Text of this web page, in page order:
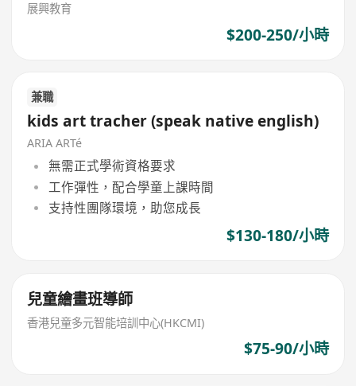
展興教育
$200-250/小時
兼職
kids art tracher (speak native english)
ARIA ARTé
無需正式學術資格要求
工作彈性，配合學童上課時間
支持性團隊環境，助您成長
$130-180/小時
兒童繪畫班導師
香港兒童多元智能培訓中心(HKCMI)
$75-90/小時